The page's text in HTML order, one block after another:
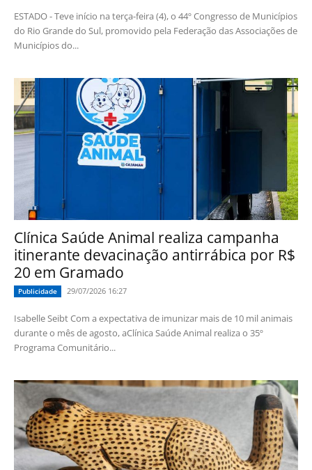
ESTADO - Teve início na terça-feira (4), o 44º Congresso de Municípios
do Rio Grande do Sul, promovido pela Federação das Associações de
Municípios do...
Clínica Saúde Animal realiza campanha
itinerante devacinação antirrábica por R$
20 em Gramado
Publicidade 29/07/2026 16:27
Isabelle Seibt Com a expectativa de imunizar mais de 10 mil animais
durante o mês de agosto, aClínica Saúde Animal realiza o 35º
Programa Comunitário...